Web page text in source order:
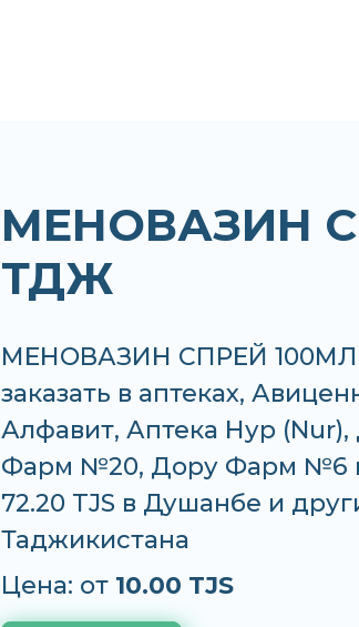
МЕНОВАЗИН
ТДЖ
МЕНОВАЗИН СПРЕЙ 100МЛ
заказать в аптеках,
Алфавит, Аптека Нур
Фарм №20, Дору Фарм №6
72.20 TJS в Душанбе и
Таджикистана
Цена: от 10.00 TJS